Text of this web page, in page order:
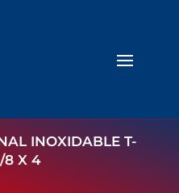
INOXIDABLE T-
8 X 4